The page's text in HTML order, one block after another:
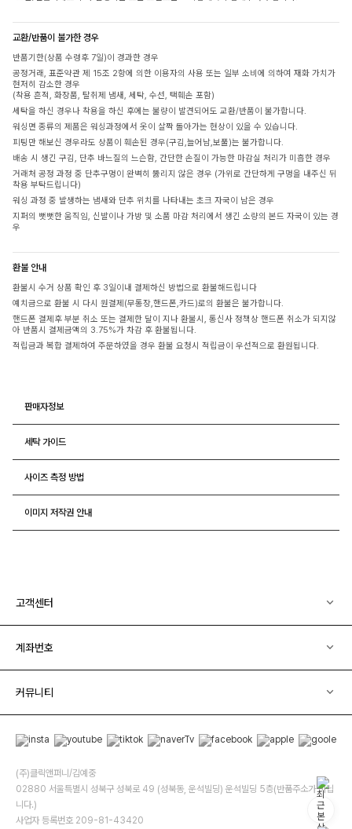
교환/반품이 불가한 경우
반품기한(상품 수령후 7일)이 경과한 경우
공정거래, 표준약관 제 15조 2항에 의한 이용자의 사용 또는 일부 소비에 의하여 재화 가치가
현저히 감소한 경우
(착용 흔적, 화장품, 탈취제 냄새, 세탁, 수선, 택훼손 포함)
세탁을 하신 경우나 착용을 하신 후에는 불량이 발견되어도 교환/반품이 불가합니다.
워싱면 종류의 제품은 워싱과정에서 옷이 살짝 돌아가는 현상이 있을 수 있습니다.
피팅만 해보신 경우라도 상품이 훼손된 경우(구김,늘어남,보풀)는 불가합니다.
배송 시 생긴 구김, 단추 바느질의 느슨함, 간단한 손질이 가능한 마감실 처리가 미흡한 경우
거래처 공정 과정 중 단추구멍이 완벽히 뚫리지 않은 경우 (가위로 간단하게 구멍을 내주신 뒤
착용 부탁드립니다)
워싱 과정 중 발생하는 냄새와 단추 위치를 나타내는 초크 자국이 남은 경우
지퍼의 뻣뻣한 움직임, 신발이나 가방 및 소품 마감 처리에서 생긴 소량의 본드 자국이 있는 경
우
환불 안내
환불시 수거 상품 확인 후 3일이내 결제하신 방법으로 환불해드립니다
예치금으로 환불 시 다시 원결제(무통장,핸드폰,카드)로의 환불은 불가합니다.
핸드폰 결제후 부분 취소 또는 결제한 달이 지나 환불시, 통신사 정책상 핸드폰 취소가 되지않
아 반품시 결제금액의 3.75%가 차감 후 환불됩니다.
적립금과 복합 결제하여 주문하였을 경우 환불 요청시 적립금이 우선적으로 환원됩니다.
판매자정보
세탁 가이드
사이즈 측정 방법
이미지 저작권 안내
고객센터
계좌번호
커뮤니티
(주)클릭앤퍼니/김예중
02880 서울특별시 성북구 성북로 49 (성북동, 운석빌딩) 운석빌딩 5층(반품주소가 아닙
니다.)
사업자 등록번호 209-81-43420